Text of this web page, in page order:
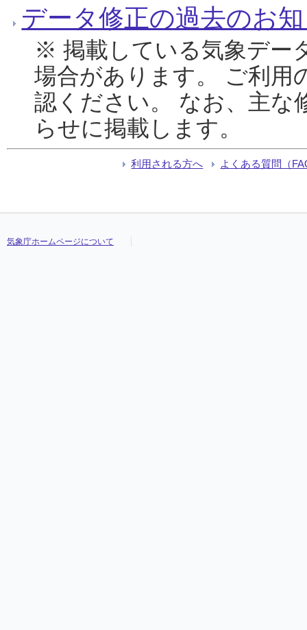
データ修正の過去のお
※ 掲載している気象デー
場合があります。 ご利用
認ください。 なお、主な
らせに掲載します。
利用される方へ よくある質問（
気象庁ホームページについて